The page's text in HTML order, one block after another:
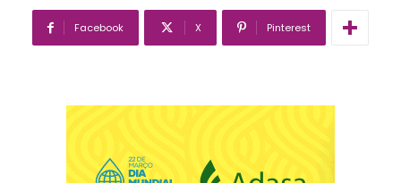
Facebook X Pinterest